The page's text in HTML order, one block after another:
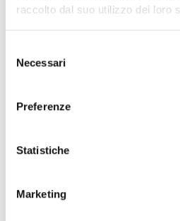
raccolto dal suo utilizzo dei loro
delNecessari
Preferenze
Statistiche
MarketingIL TUO
MOTORIO